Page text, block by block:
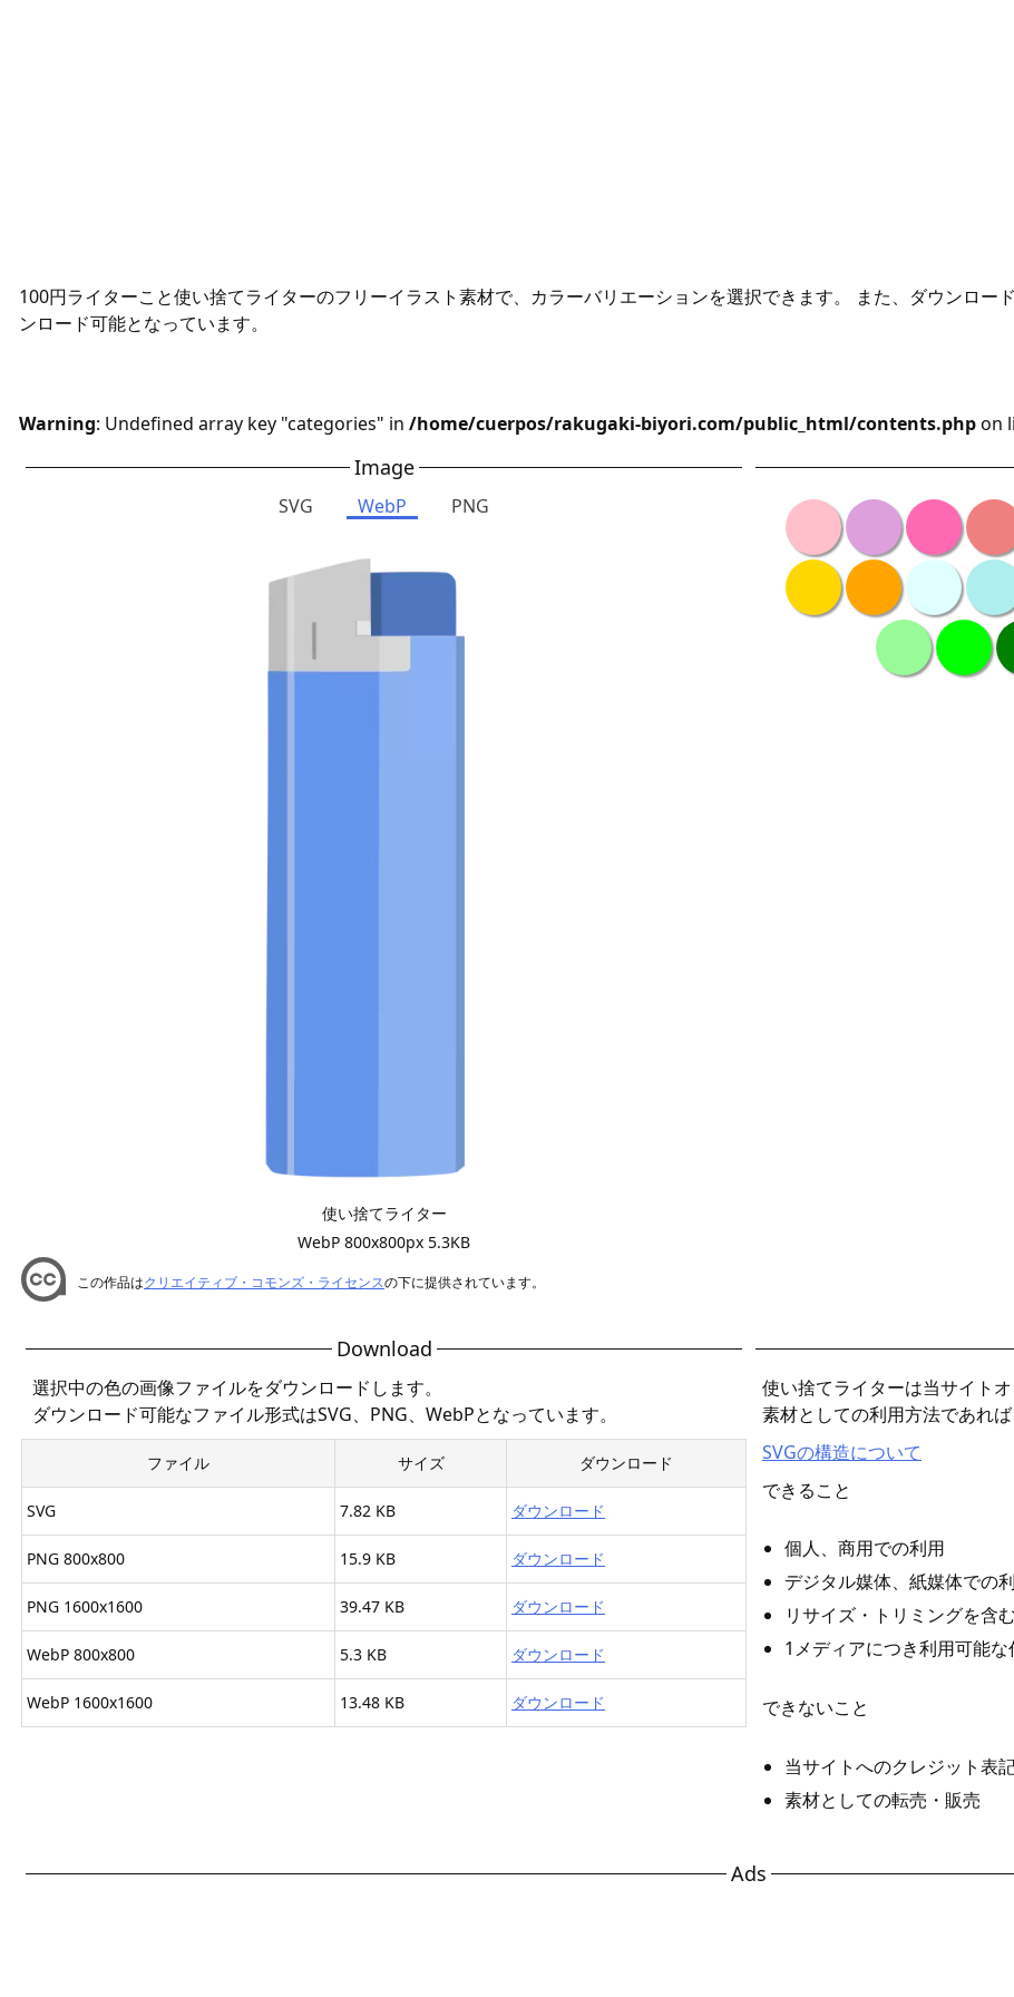
100円ライターこと使い捨てライターのフリーイラスト素材で、カラーバリエーションを選択できます。 また、ダウンロー
ンロード可能となっています。
Warning: Undefined array key "categories" in /home/cuerpos/rakugaki-biyori.com/public_html/contents.phpon
Image
SVG WebP PNG
使い捨てライター
WebP 800x800px 5.3KB
この作品はクリエイティブ・コモンズ・ライセンスの下に提供されています。
Download
選択中の色の画像ファイルをダウンロードします。
ダウンロード可能なファイル形式はSVG、PNG、WebPとなっています。
ファイル サイズ ダウンロード
SVG 7.82 KB ダウンロード
PNG 800x800 15.9 KB ダウンロード
PNG 1600x1600 39.47 KB ダウンロード
WebP 800x800 5.3 KB ダウンロード
WebP 1600x1600 13.48 KB ダウンロード
使い捨てライターは当サイト
素材としての利用方法であれば
SVGの構造について
できること
個人、商用での利用
デジタル媒体、紙媒体での
リサイズ・トリミングを含
1メディアにつき利用可能
できないこと
当サイトへのクレジット表
素材としての転売・販売
Ads